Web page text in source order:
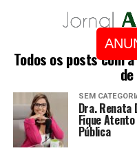
Todos os posts com
SEM
Dra. Renata
Fique
Pública